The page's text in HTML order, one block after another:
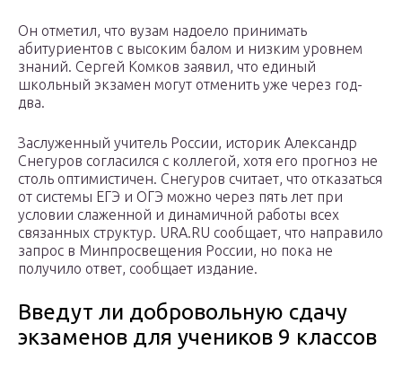
Он отметил, что вузам надоело принимать
абитуриентов с высоким балом и низким уровнем
знаний. Сергей Комков заявил, что единый
школьный экзамен могут отменить уже через год-
два.
Заслуженный учитель России, историк Александр
Снегуров согласился с коллегой, хотя его прогноз не
столь оптимистичен. Снегуров считает, что отказаться
от системы ЕГЭ и ОГЭ можно через пять лет при
условии слаженной и динамичной работы всех
связанных структур. URA.RU сообщает, что направило
запрос в Минпросвещения России, но пока не
получило ответ, сообщает издание.
Введут ли добровольную сдачу
экзаменов для учеников 9 классов